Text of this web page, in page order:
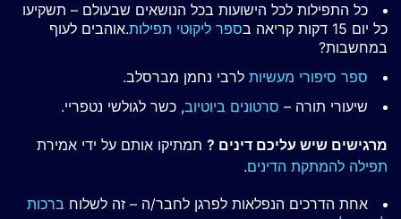
כל התפילות לכל הישועות בכל הנושאים שבעולם – תשקיעו
כל יום 15 דקות קריאה ב
ספר ליקוטי תפילות.אוהבים לעוף
במחשבות?
ספר סיפורי מעשיות לרבי נחמן מברסלב.
שיעורי תורה – סרטונים ביוטיוב, כשר לגולשי נטפריי.
מרגישים שיש עליכם דינים ? תמתיקו אותם על ידי אמירת
תפילה להמתקת הדינים.
אחת הדרכים הנפלאות לפרגן לחבר/ה – זה לשלוח ברכות